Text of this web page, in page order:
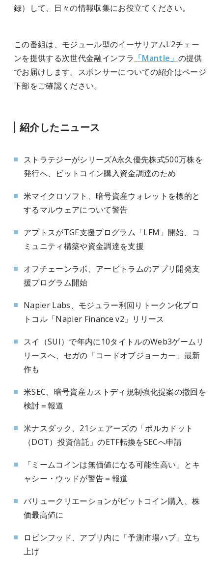
録）して、日々の情報収集にお役立てください。
この番組は、モジュール型のイーサリアムL2チェー
ンを提供する次世代金融インフラ 「Mantle」 の提供
でお届けします。スポンサーについての紹介はページ
下部をご確認ください。
紹介したニュース
ストラテジーがシリーズA永久優先株式500万株を
発行へ、ビットコイン購入資金調達のため
米マイクロソフト、暗号資産ウォレットを標的と
するマルウェアについて警告
アプトスがTGE支援プログラム「LFM」開始、コ
ミュニティ構築や資金調達を支援
オフチェーンラボ、アービトラムのアプリ開発支
援プログラム開始
Napier Labs、モジュラー利回りトークン化プロ
トコル「Napier Finance v2」リリース
スイ（SUI）で年内に10タイトルのWeb3ゲームリ
リースへ、セガの「コードオブジョーカー」最新
作も
米SEC、暗号資産カストディ規制強化提案の撤回を
検討＝報道
米ナスダック、21シェアーズの「ポルカドット
（DOT）投資信託」のETF転換をSECへ申請
「ミームコインは無価値になる可能性高い」とキ
ャシー・ウッドが警告＝報道
バリュークリエーションがビットコイン購入、株
価最高値に
ロビンフッド、アプリ内に「予測市場ハブ」立ち
上げ